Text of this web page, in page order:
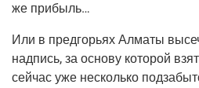
же прибыль…
Или в пред­го­рьях Алма­ты
над­пись, за осно­ву кото­рой
сей­час уже несколь­ко